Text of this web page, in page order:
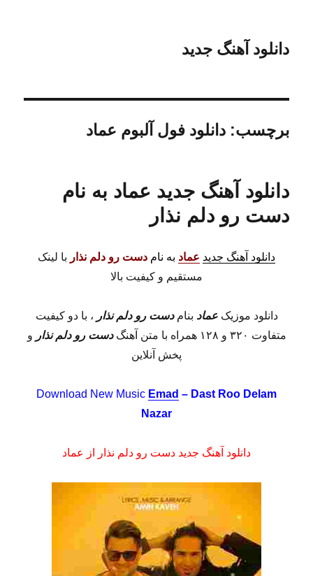
دانلود آهنگ جدید
برچسب:دانلود فول آلبوم عماد
دانلود آهنگ جدید عماد به نام
دست رو دلم نذار
دانلود آهنگ جدید عماد به نام دست رو دلم نذار با لینک
مستقیم و کیفیت بالا
دانلود موزیکعماد بنامدست رو دلم نذار ، با دو کیفیت
متفاوت ۳۲۰ و ۱۲۸ همراه با متن آهنگ
دست رو دلم نذار و
پخش آنلاین
Download New Music Emad – Dast Roo Delam
Nazar
دانلود آهنگ جدید دست رو دلم نذار از عماد